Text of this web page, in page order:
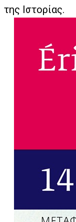
της Ιστορίας.